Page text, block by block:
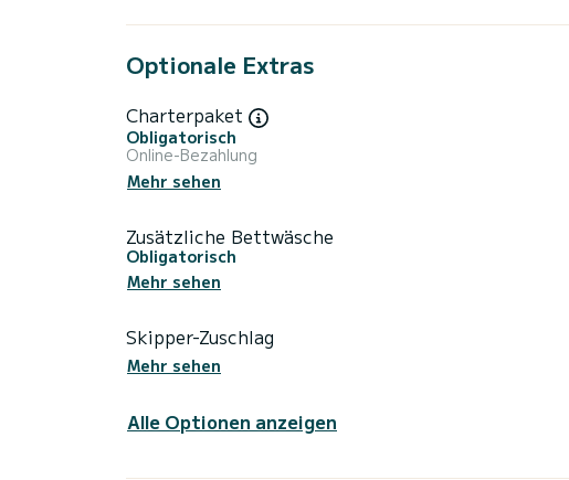
Optionale Extras
Charterpaket
Obligatorisch
Online-Bezahlung
Mehr sehen
Zusätzliche Bettwäsche
Obligatorisch
Mehr sehen
Skipper-Zuschlag
Mehr sehen
Alle Optionen anzeigen